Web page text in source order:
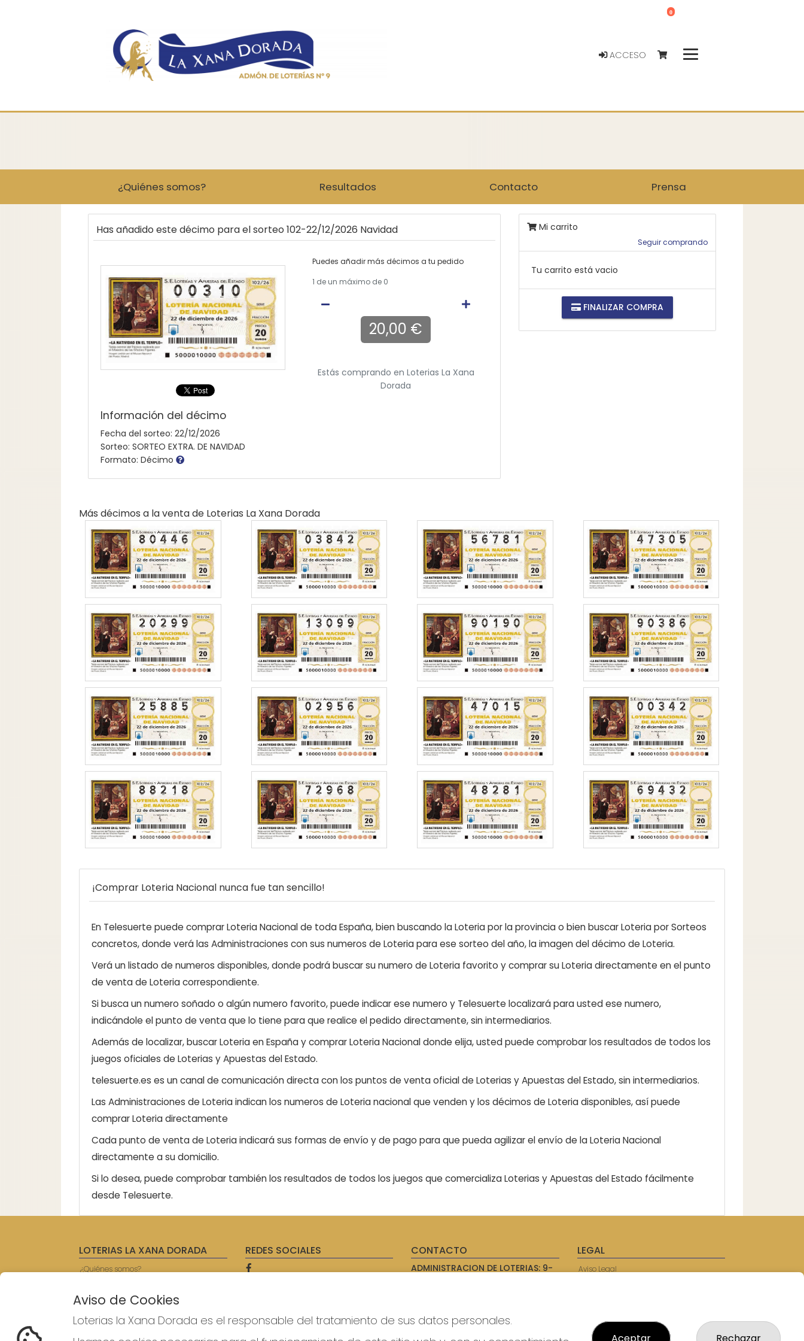
ACCESO
0
¿Quiénes somos? Resultados Contacto Prensa
Has añadido este décimo para el sorteo 102-22/12/2026 Navidad
Información del décimo
Fecha del sorteo: 22/12/2026
Sorteo: SORTEO EXTRA. DE NAVIDAD
Formato: Décimo
Puedes añadir más décimos a tu pedido
1 de un máximo de 0
20,00 €
Estás comprando en Loterias La Xana
Dorada
Mi carrito
Seguir comprando
Tu carrito está vacio
FINALIZAR COMPRA
Más décimos a la venta de Loterias La Xana Dorada
¡Comprar Loteria Nacional nunca fue tan sencillo!
En Telesuerte puede comprar Loteria Nacional de toda España, bien buscando la Loteria por la provincia o bien buscar Loteria por Sorteos
concretos, donde verá las Administraciones con sus numeros de Loteria para ese sorteo del año, la imagen del décimo de Loteria.
Verá un listado de numeros disponibles, donde podrá buscar su numero de Loteria favorito y comprar su Loteria directamente en el punto
de venta de Loteria correspondiente.
Si busca un numero soñado o algún numero favorito, puede indicar ese numero y Telesuerte localizará para usted ese numero,
indicándole el punto de venta que lo tiene para que realice el pedido directamente, sin intermediarios.
Además de localizar, buscar Loteria en España y comprar Loteria Nacional donde elija, usted puede comprobar los resultados de todos los
juegos oficiales de Loterias y Apuestas del Estado.
telesuerte.es es un canal de comunicación directa con los puntos de venta oficial de Loterias y Apuestas del Estado, sin intermediarios.
Las Administraciones de Loteria indican los numeros de Loteria nacional que venden y los décimos de Loteria disponibles, así puede
comprar Loteria directamente
Cada punto de venta de Loteria indicará sus formas de envío y de pago para que pueda agilizar el envío de la Loteria Nacional
directamente a su domicilio.
Si lo desea, puede comprobar también los resultados de todos los juegos que comercializa Loterias y Apuestas del Estado fácilmente
desde Telesuerte.
LOTERIAS LA XANA DORADA
¿Quiénes somos?
Contacto
Empresas
Prensa
REDES SOCIALES CONTACTO
ADMINISTRACION DE LOTERIAS: 9-
WhatsApp
614069067
info@laxanadorada.com
LEGAL
Aviso Legal
Tienda de Lotería Nacional
Juego responsable. Solo mayores de
Aviso de Cookies
Loterias la Xana Dorada es el responsable del tratamiento de sus datos personales.